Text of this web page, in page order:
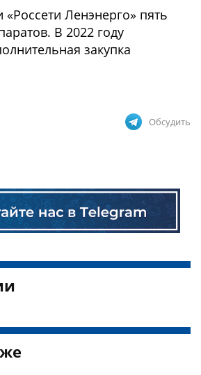
Ленэнерго» пять
В 2022 году
закупка
Обсудить